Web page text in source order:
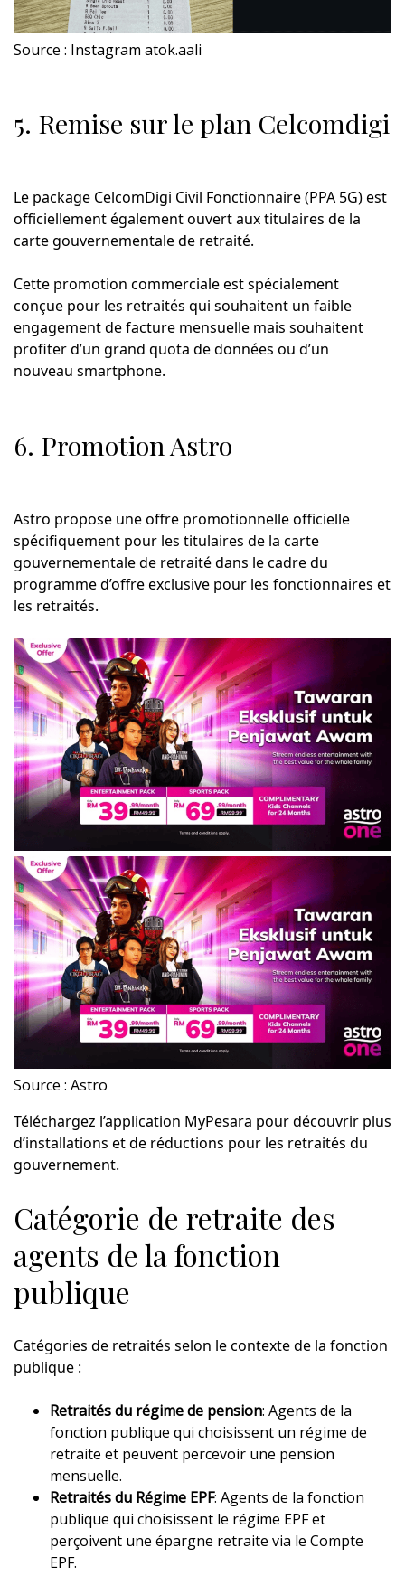
Source : Instagram atok.aali
5. Remise sur le plan Celcomdigi
Le package CelcomDigi Civil Fonctionnaire (PPA 5G) est
officiellement également ouvert aux titulaires de la
carte gouvernementale de retraité.
Cette promotion commerciale est spécialement
conçue pour les retraités qui souhaitent un faible
engagement de facture mensuelle mais souhaitent
profiter d’un grand quota de données ou d’un
nouveau smartphone.
6. Promotion Astro
Astro propose une offre promotionnelle officielle
spécifiquement pour les titulaires de la carte
gouvernementale de retraité dans le cadre du
programme d’offre exclusive pour les fonctionnaires et
les retraités.
Source : Astro
Téléchargez l’application MyPesara pour découvrir plus
d’installations et de réductions pour les retraités du
gouvernement.
Catégorie de retraite des
agents de la fonction
publique
Catégories de retraités selon le contexte de la fonction
publique :
Retraités du régime de pension: Agents de la
fonction publique qui choisissent un régime de
retraite et peuvent percevoir une pension
mensuelle.
Retraités du Régime EPF: Agents de la fonction
publique qui choisissent le régime EPF et
perçoivent une épargne retraite via le Compte
EPF.